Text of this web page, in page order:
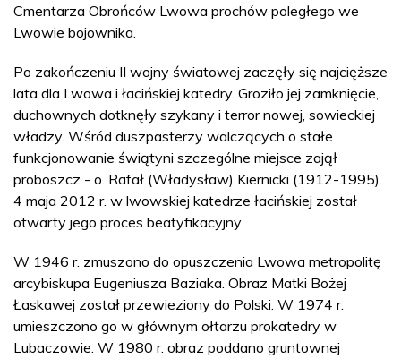
Cmentarza Obrońców Lwowa prochów poległego we
Lwowie bojownika.
Po zakończeniu II wojny światowej zaczęły się najcięższe
lata dla Lwowa i łacińskiej katedry. Groziło jej zamknięcie,
duchownych dotknęły szykany i terror nowej, sowieckiej
władzy. Wśród duszpasterzy walczących o stałe
funkcjonowanie świątyni szczególne miejsce zajął
proboszcz - o. Rafał (Władysław) Kiernicki (1912-1995).
4 maja 2012 r. w lwowskiej katedrze łacińskiej został
otwarty jego proces beatyfikacyjny.
W 1946 r. zmuszono do opuszczenia Lwowa metropolitę
arcybiskupa Eugeniusza Baziaka. Obraz Matki Bożej
Łaskawej został przewieziony do Polski. W 1974 r.
umieszczono go w głównym ołtarzu prokatedry w
Lubaczowie. W 1980 r. obraz poddano gruntownej